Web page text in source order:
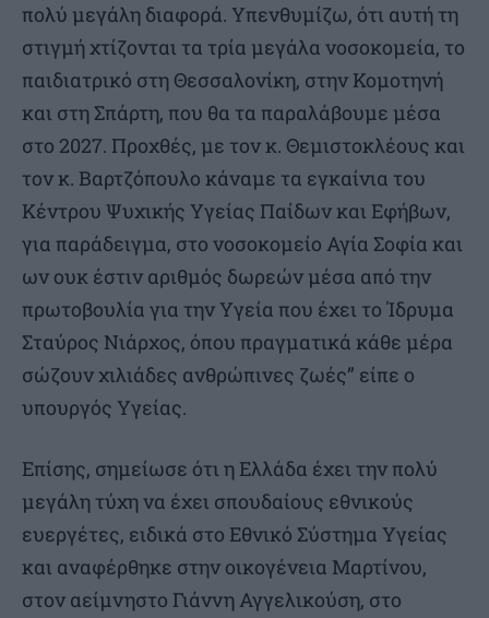
πολύ μεγάλη διαφορά. Υπενθυμίζω, ότι αυτή τη
στιγμή χτίζονται τα τρία μεγάλα νοσοκομεία, το
παιδιατρικό στη Θεσσαλονίκη, στην Κομοτηνή
και στη Σπάρτη, που θα τα παραλάβουμε μέσα
στο 2027. Προχθές, με τον κ. Θεμιστοκλέους και
τον κ. Βαρτζόπουλο κάναμε τα εγκαίνια του
Κέντρου Ψυχικής Υγείας Παίδων και Εφήβων,
για παράδειγμα, στο νοσοκομείο Αγία Σοφία και
ων ουκ έστιν αριθμός δωρεών μέσα από την
πρωτοβουλία για την Υγεία που έχει το Ίδρυμα
Σταύρος Νιάρχος, όπου πραγματικά κάθε μέρα
σώζουν χιλιάδες ανθρώπινες ζωές” είπε ο
υπουργός Υγείας.
Επίσης, σημείωσε ότι η Ελλάδα έχει την πολύ
μεγάλη τύχη να έχει σπουδαίους εθνικούς
ευεργέτες, ειδικά στο Εθνικό Σύστημα Υγείας
και αναφέρθηκε στην οικογένεια Μαρτίνου,
στον αείμνηστο Γιάννη Αγγελικούση, στο